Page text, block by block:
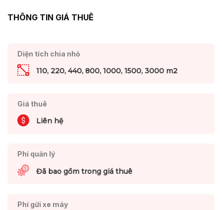
THÔNG TIN GIÁ THUÊ
Diện tích chia nhỏ
110, 220, 440, 800, 1000, 1500, 3000 m2
Giá thuê
Liên hệ
Phí quản lý
Đã bao gồm trong giá thuê
Phí gửi xe máy